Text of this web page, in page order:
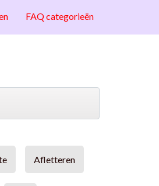
FAQ categorieën
Afletteren